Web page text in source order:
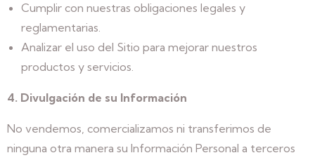
Cumplir con nuestras obligaciones legales y
reglamentarias.
Analizar el uso del Sitio para mejorar nuestros
productos y servicios.
4. Divulgación de su Información
No vendemos, comercializamos ni transferimos de
ninguna otra manera su Información Personal a terceros